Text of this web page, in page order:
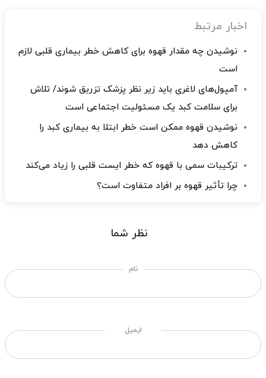
اخبار مرتبط
نوشیدن چه مقدار قهوه برای کاهش خطر بیماری قلبی لازم
است
آمپول‌های لاغری باید زیر نظر پزشک تزریق شوند/ تلاش
برای سلامت کبد یک مسئولیت اجتماعی است
نوشیدن قهوه ممکن است خطر ابتلا به بیماری کبد را
کاهش دهد
ترکیبات سمی با قهوه که خطر ایست قلبی را زیاد می‌کند
چرا تأثیر قهوه بر افراد متفاوت است؟
نظر شما
نام
ایمیل